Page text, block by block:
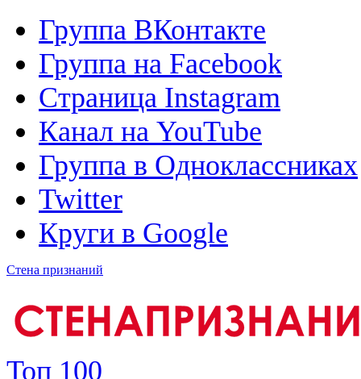
Группа ВКонтакте
Группа на Facebook
Страница Instagram
Канал на YouTube
Группа в Одноклассниках
Twitter
Круги в Google
Стена признаний
Топ 100